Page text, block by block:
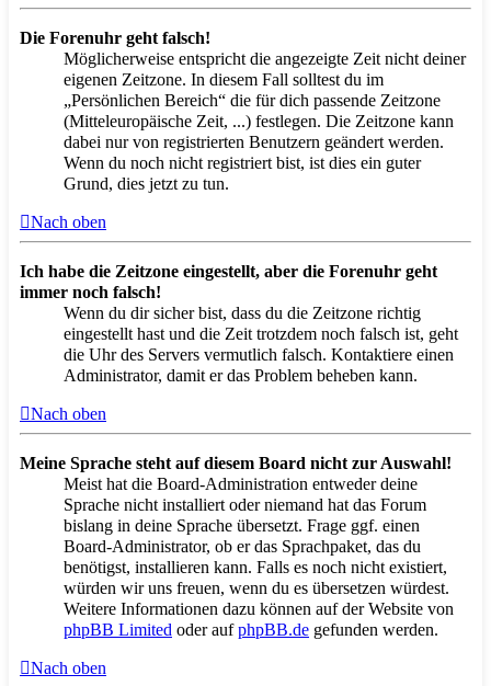
Die Forenuhr geht falsch!
Möglicherweise entspricht die angezeigte Zeit nicht deiner
eigenen Zeitzone. In diesem Fall solltest du im
„Persönlichen Bereich“ die für dich passende Zeitzone
(Mitteleuropäische Zeit, ...) festlegen. Die Zeitzone kann
dabei nur von registrierten Benutzern geändert werden.
Wenn du noch nicht registriert bist, ist dies ein guter
Grund, dies jetzt zu tun.
Nach oben
Ich habe die Zeitzone eingestellt, aber die Forenuhr geht
immer noch falsch!
Wenn du dir sicher bist, dass du die Zeitzone richtig
eingestellt hast und die Zeit trotzdem noch falsch ist, geht
die Uhr des Servers vermutlich falsch. Kontaktiere einen
Administrator, damit er das Problem beheben kann.
Nach oben
Meine Sprache steht auf diesem Board nicht zur Auswahl!
Meist hat die Board-Administration entweder deine
Sprache nicht installiert oder niemand hat das Forum
bislang in deine Sprache übersetzt. Frage ggf. einen
Board-Administrator, ob er das Sprachpaket, das du
benötigst, installieren kann. Falls es noch nicht existiert,
würden wir uns freuen, wenn du es übersetzen würdest.
Weitere Informationen dazu können auf der Website von
phpBB Limited oder aufphpBB.de gefunden werden.
Nach oben